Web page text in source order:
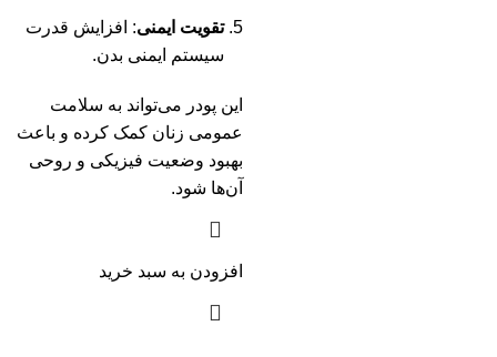
تقویت ایمنی: افزایش قدرت
سیستم ایمنی بدن.
این پودر می‌تواند به سلامت
عمومی زنان کمک کرده و باعث
بهبود وضعیت فیزیکی و روحی
آن‌ها شود.
افزودن به سبد خرید